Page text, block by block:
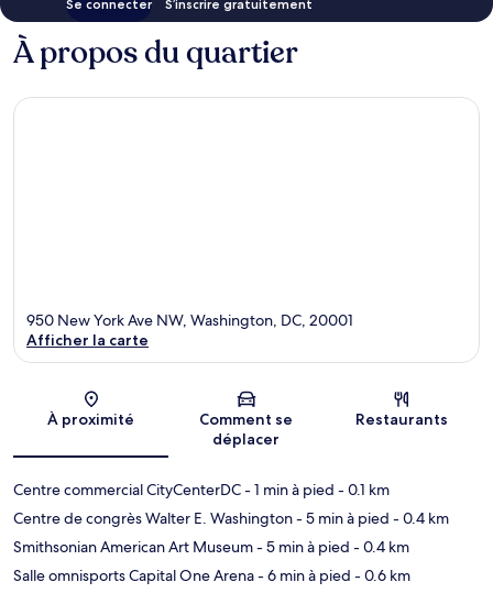
Se connecter S’inscrire gratuitement
À propos du quartier
Carte
950 New York Ave NW, Washington, DC, 20001
Afficher la carte
À proximité
Comment se
déplacer
Restaurants
Centre commercial CityCenterDC- 1 min à pied - 0.1 km
Centre de congrès Walter E. Washington- 5 min à pied - 0.4 km
Smithsonian American Art Museum- 5 min à pied - 0.4 km
Salle omnisports Capital One Arena- 6 min à pied - 0.6 km